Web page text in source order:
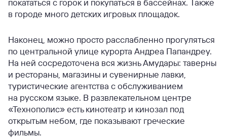
покататься с горок и покупаться в бассейнах. Также
в городе много детских игровых площадок.
Наконец, можно просто расслабленно прогуляться
по центральной улице курорта Андреа Папандреу.
На ней сосредоточена вся жизнь Амудары: таверны
и рестораны, магазины и сувенирные лавки,
туристические агентства с обслуживанием
на русском языке. В развлекательном центре
«Технополис» есть кинотеатр и кинозал под
открытым небом, где показывают греческие
фильмы.